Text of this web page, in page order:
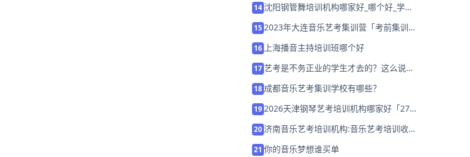
14沈阳钢管舞培训机构哪家好_哪个好_学费
152023年大连音乐艺考集训营「考前集训营
16 上海播音主持培训班哪个好
17艺考是不务正业的学生才去的？这么说你
18 成都音乐艺考集训学校有哪些？
192026天津钢琴艺考培训机构哪家好「27
20 济南音乐艺考培训机构:音乐艺考培训收费
21 你的音乐梦想谁买单